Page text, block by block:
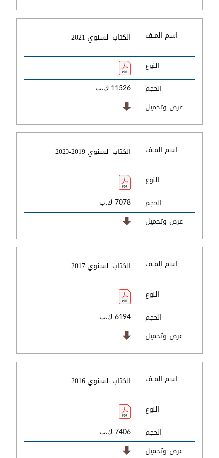
اسم الملف الكتاب السنوي 2021
النوع
الحجم
11526 ك.ب
عرض وتحميل
اسم الملف الكتاب السنوي 2019-2020
النوع
الحجم
7078 ك.ب
عرض وتحميل
اسم الملف الكتاب السنوي 2017
النوع
الحجم
6194 ك.ب
عرض وتحميل
اسم الملف الكتاب السنوي 2016
النوع
الحجم
7406 ك.ب
عرض وتحميل